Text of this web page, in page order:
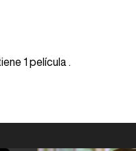
1 película .